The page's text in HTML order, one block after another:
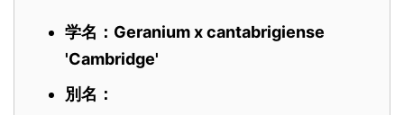
学名：Geranium x cantabrigiense
'Cambridge'
別名：